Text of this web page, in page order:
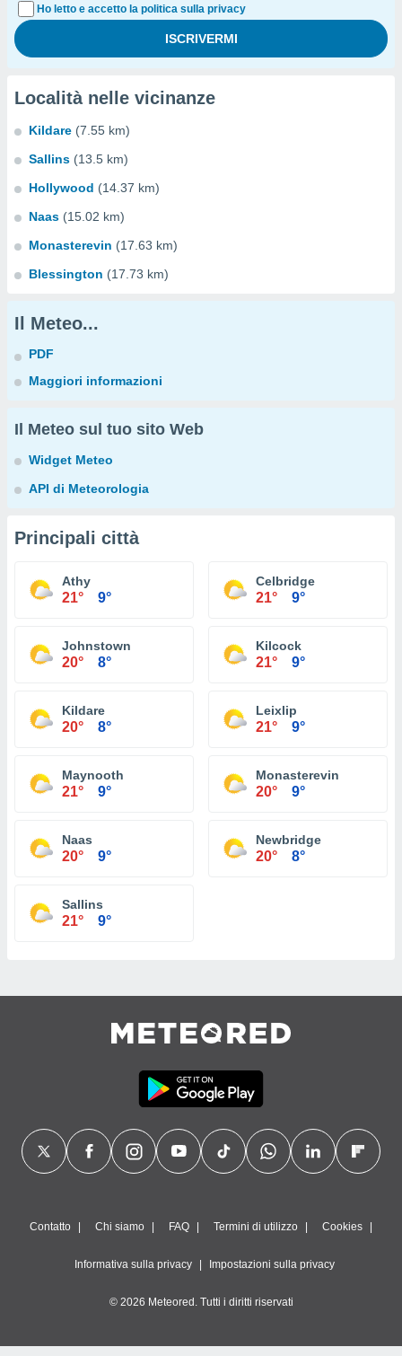
Ho letto e accetto la politica sulla privacy
Località nelle vicinanze
Kildare (7.55 km)
Sallins (13.5 km)
Hollywood (14.37 km)
Naas (15.02 km)
Monasterevin (17.63 km)
Blessington (17.73 km)
Il Meteo...
PDF
Maggiori informazioni
Il Meteo sul tuo sito Web
Widget Meteo
API di Meteorologia
Principali città
Athy
21° 9°
Celbridge
21° 9°
Johnstown
20° 8°
Kilcock
21° 9°
Kildare
20° 8°
Leixlip
21° 9°
Maynooth
21° 9°
Monasterevin
20° 9°
Naas
20° 9°
Newbridge
20° 8°
Sallins
21° 9°
Contatto Chi siamo FAQ Termini di utilizzo Cookies
Informativa sulla privacy Impostazioni sulla privacy
© 2026 Meteored. Tutti i diritti riservati